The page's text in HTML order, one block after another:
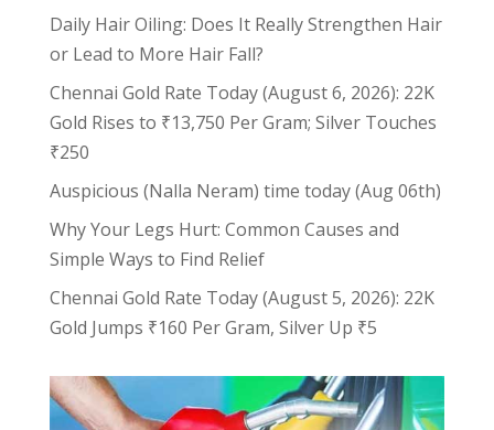
Daily Hair Oiling: Does It Really Strengthen Hair
or Lead to More Hair Fall?
Chennai Gold Rate Today (August 6, 2026): 22K
Gold Rises to ₹13,750 Per Gram; Silver Touches
₹250
Auspicious (Nalla Neram) time today (Aug 06th)
Why Your Legs Hurt: Common Causes and
Simple Ways to Find Relief
Chennai Gold Rate Today (August 5, 2026): 22K
Gold Jumps ₹160 Per Gram, Silver Up ₹5